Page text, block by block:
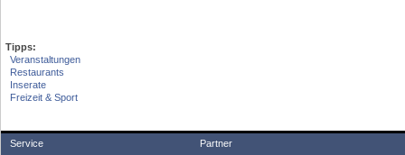
Tipps:
Veranstaltungen
Restaurants
Inserate
Freizeit & Sport
Service Partner